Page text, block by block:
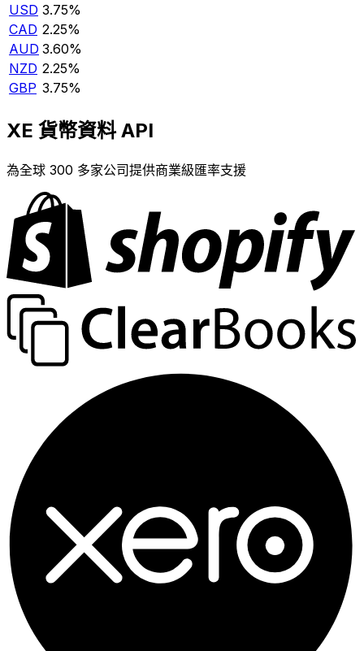
USD 3.75%
CAD 2.25%
AUD 3.60%
NZD 2.25%
GBP 3.75%
XE 貨幣資料 API
為全球 300 多家公司提供商業級匯率支援